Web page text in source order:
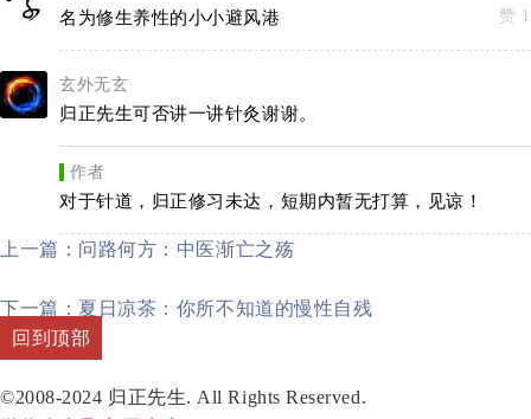
名为修生养性的小小避风港 赞 1
玄外无玄
归正先生可否讲一讲针灸谢谢。
作者
对于针道，归正修习未达，短期内暂无打算，见谅！
上一篇：问路何方：中医渐亡之殇
下一篇：夏日凉茶：你所不知道的慢性自残
回到顶部
©2008-2024 归正先生. All Rights Reserved.